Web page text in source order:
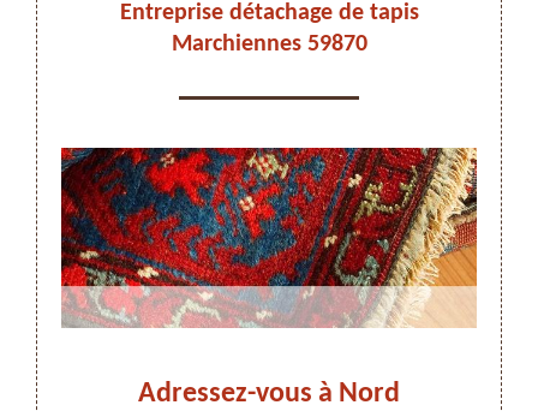
Entreprise détachage de tapis
Marchiennes 59870
Adressez-vous à Nord